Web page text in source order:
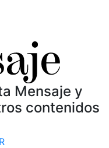
Mensaje y
contenidos